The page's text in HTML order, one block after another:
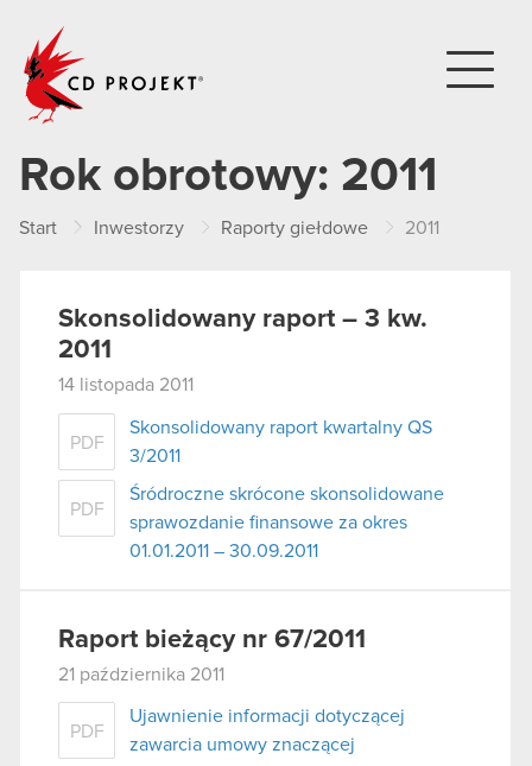
Rok obrotowy: 2011
Start Inwestorzy Raporty giełdowe 2011
Skonsolidowany raport – 3 kw.
2011
14 listopada 2011
PDF
Skonsolidowany raport kwartalny QS
3/2011
PDF
Śródroczne skrócone skonsolidowane
sprawozdanie finansowe za okres
01.01.2011 – 30.09.2011
Raport bieżący nr 67/2011
21 października 2011
PDF
Ujawnienie informacji dotyczącej
zawarcia umowy znaczącej